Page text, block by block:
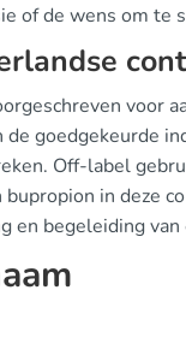
of de wens om te
voor
goedgekeurde
Off-label
in deze
en begeleiding